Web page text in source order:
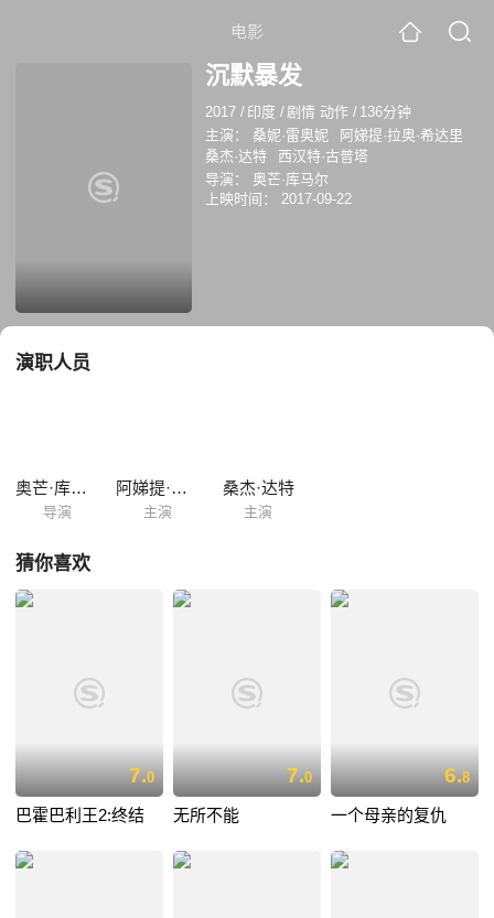
电影
沉默暴发
2017 / 印度 /剧情 动作 / 136分钟
主演：
桑妮·雷奥妮
阿娣提·拉奥·希达里
桑杰·达特
西汉特·古普塔
导演：
奥芒·库马尔
上映时间：
2017-09-22
演职人员
奥芒·库马尔
导演
阿娣提·拉奥·希达里
主演
桑杰·达特
主演
猜你喜欢
7.0
巴霍巴利王2:终结
7.0
无所不能
6.8
一个母亲的复仇